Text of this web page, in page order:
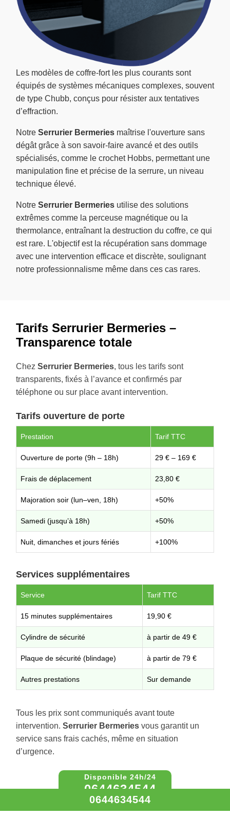
Les modèles de coffre-fort les plus courants sont
équipés de systèmes mécaniques complexes, souvent
de type Chubb, conçus pour résister aux tentatives
d’effraction.
Notre Serrurier Bermeries maîtrise l'ouverture sans
dégât grâce à son savoir-faire avancé et des outils
spécialisés, comme le crochet Hobbs, permettant une
manipulation fine et précise de la serrure, un niveau
technique élevé.
Notre Serrurier Bermeries utilise des solutions
extrêmes comme la perceuse magnétique ou la
thermolance, entraînant la destruction du coffre, ce qui
est rare. L'objectif est la récupération sans dommage
avec une intervention efficace et discrète, soulignant
notre professionnalisme même dans ces cas rares.
Tarifs Serrurier Bermeries –
Transparence totale
Chez Serrurier Bermeries, tous les tarifs sont
transparents, fixés à l’avance et confirmés par
téléphone ou sur place avant intervention.
Tarifs ouverture de porte
Prestation Tarif TTC
Ouverture de porte (9h – 18h) 29 € – 169 €
Frais de déplacement 23,80 €
Majoration soir (lun–ven, 18h) +50%
Samedi (jusqu’à 18h) +50%
Nuit, dimanches et jours fériés +100%
Services supplémentaires
Service Tarif TTC
15 minutes supplémentaires 19,90 €
Cylindre de sécurité à partir de 49 €
Plaque de sécurité (blindage) à partir de 79 €
Autres prestations Sur demande
Tous les prix sont communiqués avant toute
intervention. Serrurier Bermeries vous garantit un
service sans frais cachés, même en situation
d’urgence.
0644634544
0644634544